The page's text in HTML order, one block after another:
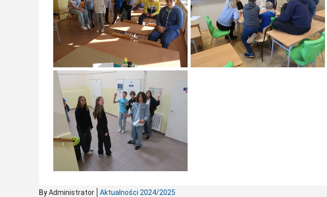
ByAdministrator Aktualności 2024/2025